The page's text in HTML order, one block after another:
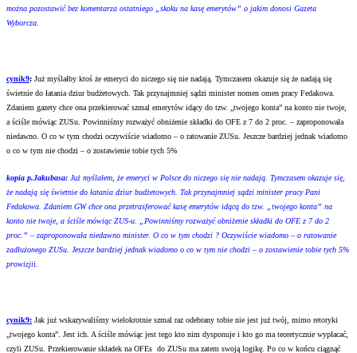
można pozostawić bez komentarza ostatniego „skoku na kasę emerytów” o jakim donosi Gazeta
Wyborcza.
cynik9: Już myślałby ktoś że emeryci do niczego się nie nadają. Tymczasem okazuje się że nadają się
świetnie do łatania dziur budżetowych. Tak przynajmniej sądzi minister nomen omen pracy Fedakowa.
Zdaniem gazety chce ona przekierować szmal emerytów idący do tzw. „twojego konta” na konto nie twoje,
a ściśle mówiąc ZUSu. Powinniśmy rozważyć obniżenie składki do OFE z 7 do 2 proc. – zaproponowała
niedawno. O co w tym chodzi oczywiście wiadomo – o ratowanie ZUSu. Jeszcze bardziej jednak wiadomo
o co w tym nie chodzi – o zostawienie tobie tych 5%
kopia p.Jakubasa: Już myślałem, że emeryci w Polsce do niczego się nie nadają. Tymczasem okazuje się,
że nadają się świetnie do łatania dziur budżetowych. Tak przynajmniej sądzi minister pracy Pani
Fedakowa. Zdaniem GW chce ona przetrasferować kasę emerytów idącą do tzw. „twojego konta” na
konto nie twoje, a ściśle mówiąc ZUS-u. „Powinniśmy rozważyć obniżenie składki do OFE z 7 do 2
proc.” – zaproponowała niedawno minister. O co w tym chodzi ? Oczywiście wiadomo – o ratowanie
zadłużonego ZUSu. Jeszcze bardziej jednak wiadomo o co w tym nie chodzi – o zostawienie tobie tych 5%
prowizjii.
cynik9: Jak już wskazywaliśmy wielokrotnie szmal raz odebrany tobie nie jest już twój, mimo retoryki
„twojego konta”. Jest ich. A ściśle mówiąc jest tego kto nim dysponuje i kto go ma teoretycznie wypłacać,
czyli ZUSu. Przekierowanie składek na OFEs do ZUSu ma zatem swoją logikę. Po co w końcu ciągnąć